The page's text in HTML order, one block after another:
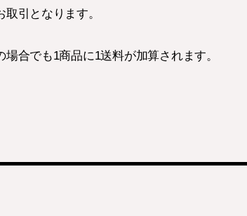
引となります。
合でも1商品に1送料が加算されます。